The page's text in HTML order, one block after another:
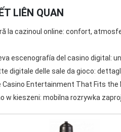
LIÊN QUAN
la cazinoul online: confort,
escenografía del casino digital:
digitale delle sale da gioco:
Casino Entertainment That Fits the
w kieszeni: mobilna rozrywka